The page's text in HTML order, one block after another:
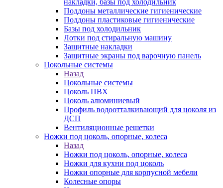
накладки, базы под холодильник
Поддоны металлические гигиенические
Поддоны пластиковые гигиенические
Базы под холодильник
Лотки под стиральную машину
Защитные накладки
Защитные экраны под варочную панель
Цокольные системы
Назад
Цокольные системы
Цоколь ПВХ
Цоколь алюминиевый
Профиль водоотталкивающий для цоколя из
ДСП
Вентиляционные решетки
Ножки под цоколь, опорные, колеса
Назад
Ножки под цоколь, опорные, колеса
Ножки для кухни под цоколь
Ножки опорные для корпусной мебели
Колесные опоры